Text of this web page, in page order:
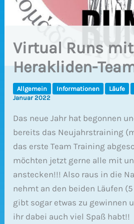
Virtual Runs
Herakliden-
Allgemein Informationen Läufe
Januar 2022
Das neue Jahr hat begonnen
bereits das Neujahrstraining
das erste Team Training
möchten jetzt gerne alle mit
anstecken!!! Also raus in die
nehmt an den beiden Läufen
gibt sogar etwas zu gewinnen
ihr dabei auch viel Spaß habt!!